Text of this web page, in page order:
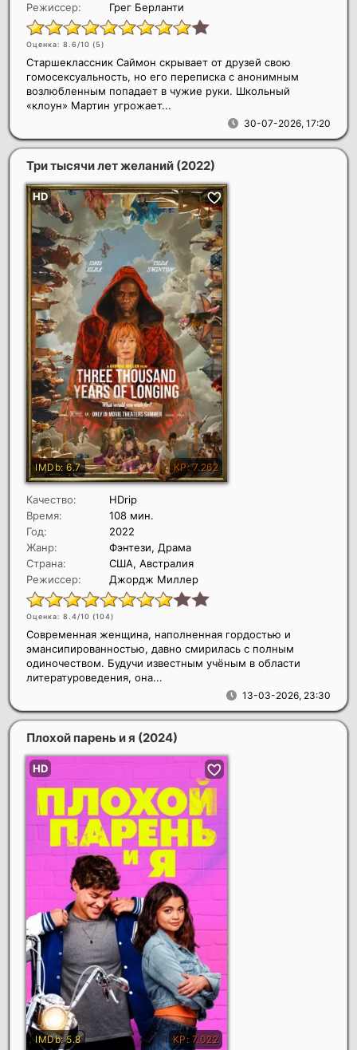
Режиссер:
Грег Берланти
Оценка: 8.6/10 (5)
30-07-2026, 17:20
Старшеклассник Саймон скрывает от друзей свою
гомосексуальность, но его переписка с анонимным
возлюбленным попадает в чужие руки. Школьный
«клоун» Мартин угрожает...
Три тысячи лет желаний (2022)
Качество:
HDrip
Время:
108 мин.
Год:
2022
Жанр:
Фэнтези, Драма
Страна:
США, Австралия
Режиссер:
Джордж Миллер
Оценка: 8.4/10 (104)
13-03-2026, 23:30
Современная женщина, наполненная гордостью и
эмансипированностью, давно смирилась с полным
одиночеством. Будучи известным учёным в области
литературоведения, она...
Плохой парень и я (2024)